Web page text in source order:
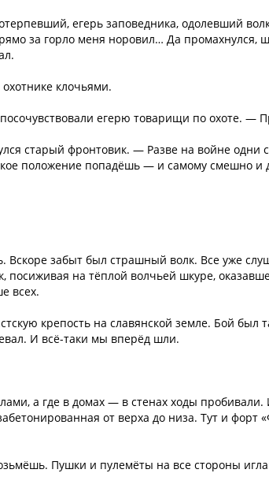
егерь заповедника, одолевший
за горло меня норовил… Да промахнулся,
клочьями.
егерю товарищи по охоте. —
старый фронтовик. — Разве на войне одни
положение попадёшь — и самому смешно и
Вскоре забыт был страшный волк. Все уже
посиживая на тёплой волчьей шкуре,
всех.
крепость на славянской земле. Бой был
И всё-таки мы вперёд шли.
а где в домах — в стенах ходы
от верха до низа. Тут и форт
Пушки и пулемёты на все стороны